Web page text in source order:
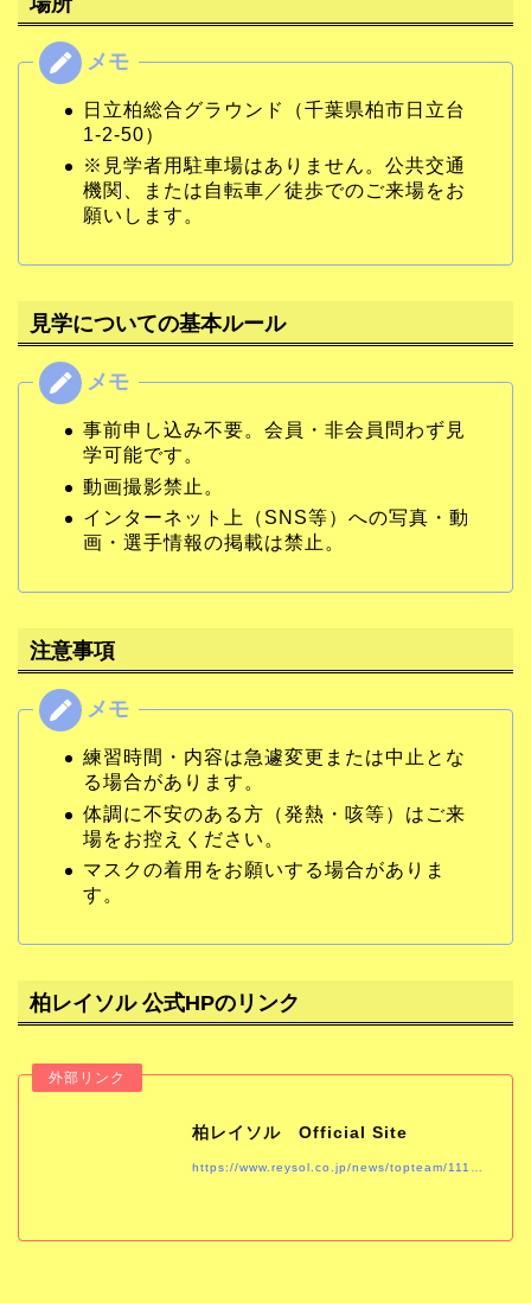
日立柏総合グラウンド（千葉県柏市日立台
1-2-50）
※見学者用駐車場はありません。公共交通
機関、または自転車／徒歩でのご来場をお
願いします。
見学についての基本ルール
事前申し込み不要。会員・非会員問わず見
学可能です。
動画撮影禁止。
インターネット上（SNS等）への写真・動
画・選手情報の掲載は禁止。
注意事項
練習時間・内容は急遽変更または中止とな
る場合があります。
体調に不安のある方（発熱・咳等）はご来
場をお控えください。
マスクの着用をお願いする場合がありま
す。
柏レイソル 公式HPのリンク
柏レイソル Official Site
https://www.reysol.co.jp/news/topteam/11121119.html